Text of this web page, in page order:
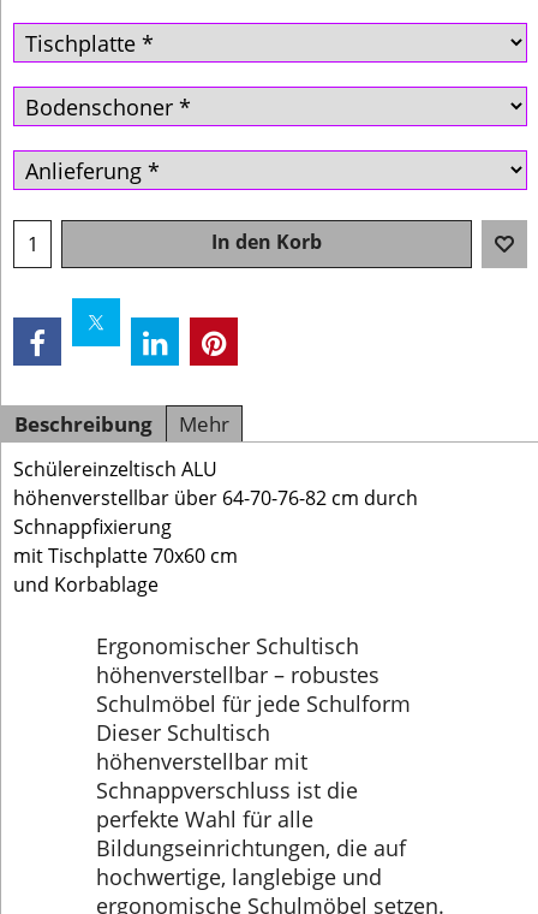
In den Korb
Beschreibung Mehr
Schülereinzeltisch ALU
höhenverstellbar über 64-70-76-82 cm durch
Schnappfixierung
mit Tischplatte 70x60 cm
und Korbablage
Ergonomischer Schultisch
höhenverstellbar – robustes
Schulmöbel für jede Schulform
Dieser Schultisch
höhenverstellbar mit
Schnappverschluss ist die
perfekte Wahl für alle
Bildungseinrichtungen, die auf
hochwertige, langlebige und
ergonomische Schulmöbel setzen.